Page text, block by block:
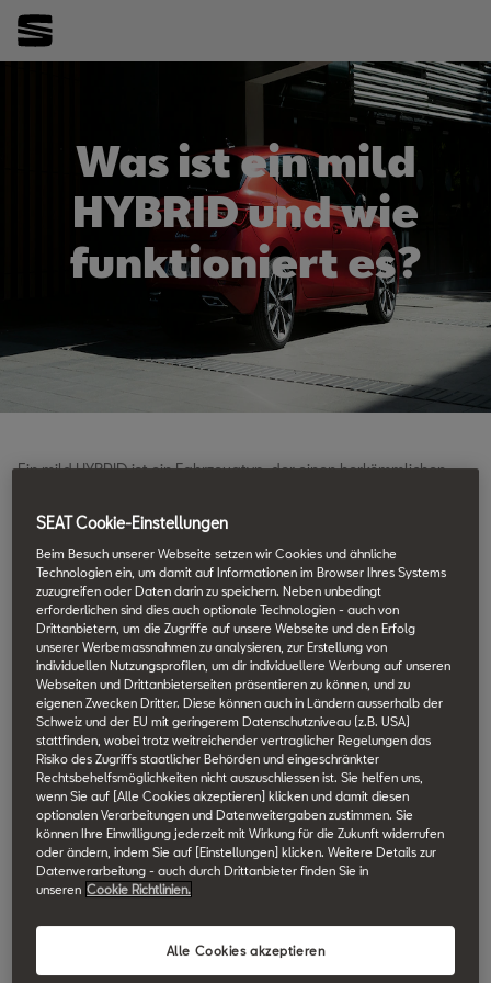
Was ist ein mild
HYBRID und wie
funktioniert es?
Ein mild HYBRID ist ein Fahrzeugtyp, der einen herkömmlichen
um die Leistung zu steigern und den Kraftstoffverbrauch zu
senken.
Diese Technologie ist ein Schritt in Richtung Elektrifizierung,
unterscheidet sich aber von vollelektrischen- und Plug-in HYBRID
Fahrzeugtypen.
In diesem Artikel werden wir aufschlüsseln, was ein Mild-
Hybridfahrzeug ist, wie es funktioniert und wie es sich von
anderen Hybridfahrzeugen unterscheidet.
Definition von mild HYBRID
Ein Mild-Hybridfahrzeug (MHEV – Mild Hybrid Electric Vehicle)
nutzt sowohl einen Verbrennungsmotor als auch einen kleinen
Mild-Hybridfahrzeuge nicht allein mit Elektroantrieb fahren.
Stattdessen unterstützt der Elektromotor den Motor beim
SEAT Cookie-Einstellungen
Beim Besuch unserer Webseite setzen wir Cookies und ähnliche
Technologien ein, um damit auf Informationen im Browser Ihres Systems
zuzugreifen oder Daten darin zu speichern. Neben unbedingt
erforderlichen sind dies auch optionale Technologien - auch von
Drittanbietern, um die Zugriffe auf unsere Webseite und den Erfolg
unserer Werbemassnahmen zu analysieren, zur Erstellung von
individuellen Nutzungsprofilen, um dir individuellere Werbung auf unseren
Webseiten und Drittanbieterseiten präsentieren zu können, und zu
eigenen Zwecken Dritter. Diese können auch in Ländern ausserhalb der
Schweiz und der EU mit geringerem Datenschutzniveau (z.B. USA)
stattfinden, wobei trotz weitreichender vertraglicher Regelungen das
Risiko des Zugriffs staatlicher Behörden und eingeschränkter
Rechtsbehelfsmöglichkeiten nicht auszuschliessen ist. Sie helfen uns,
wenn Sie auf [Alle Cookies akzeptieren] klicken und damit diesen
optionalen Verarbeitungen und Datenweitergaben zustimmen. Sie
können Ihre Einwilligung jederzeit mit Wirkung für die Zukunft widerrufen
oder ändern, indem Sie auf [Einstellungen] klicken. Weitere Details zur
Datenverarbeitung - auch durch Drittanbieter finden Sie in
unseren Cookie Richtlinien.
Alle Cookies akzeptieren